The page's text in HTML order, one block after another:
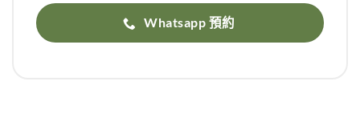
Whatsapp 預約